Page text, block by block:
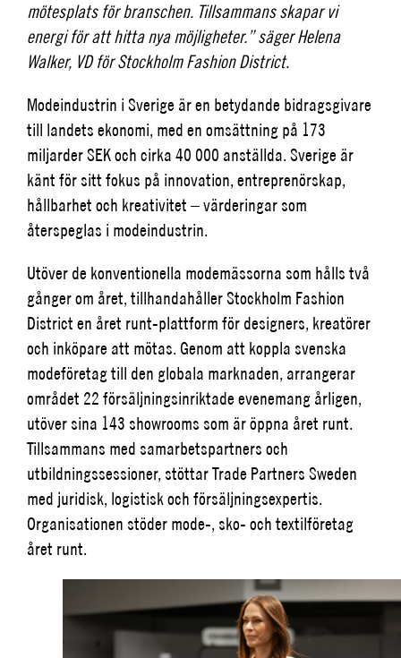
mötesplats för branschen. Tillsammans skapar vi
energi för att hitta nya möjligheter.” säger Helena
Walker, VD för Stockholm Fashion District.
Modeindustrin i Sverige är en betydande bidragsgivare
till landets ekonomi, med en omsättning på 173
miljarder SEK och cirka 40 000 anställda. Sverige är
känt för sitt fokus på innovation, entreprenörskap,
hållbarhet och kreativitet – värderingar som
återspeglas i modeindustrin.
Utöver de konventionella modemässorna som hålls två
gånger om året, tillhandahåller Stockholm Fashion
District en året runt-plattform för designers, kreatörer
och inköpare att mötas. Genom att koppla svenska
modeföretag till den globala marknaden, arrangerar
området 22 försäljningsinriktade evenemang årligen,
utöver sina 143 showrooms som är öppna året runt.
Tillsammans med samarbetspartners och
utbildningssessioner, stöttar Trade Partners Sweden
med juridisk, logistisk och försäljningsexpertis.
Organisationen stöder mode-, sko- och textilföretag
året runt.